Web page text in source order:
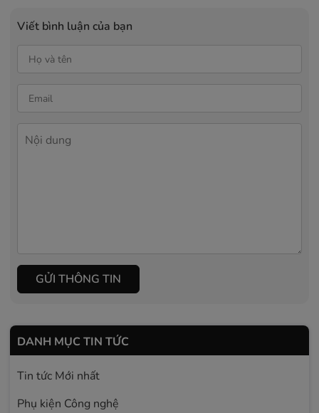
Viết bình luận của bạn
GỬI THÔNG TIN
DANH MỤC TIN TỨC
Tin tức Mới nhất
Phụ kiện Công nghệ